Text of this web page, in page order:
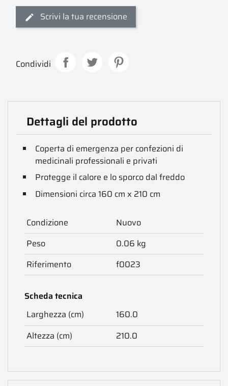
Scrivi la tua recensione
Condividi
Dettagli del prodotto
Coperta di emergenza per confezioni di
medicinali professionali e privati
Protegge il calore e lo sporco dal freddo
Dimensioni circa 160 cm x 210 cm
Condizione
Nuovo
Peso
0.06 kg
Riferimento
f0023
Scheda tecnica
Larghezza (cm)
160.0
Altezza (cm)
210.0